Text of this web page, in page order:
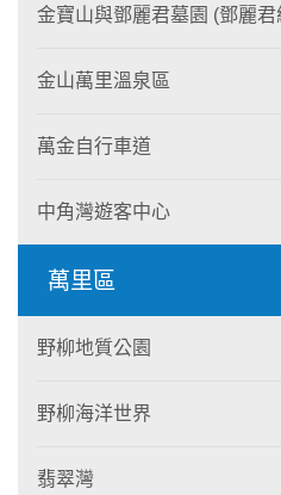
金寶山與鄧麗君墓園 (鄧麗
金山萬里溫泉區
萬金自行車道
中角灣遊客中心
萬里區
野柳地質公園
野柳海洋世界
翡翠灣